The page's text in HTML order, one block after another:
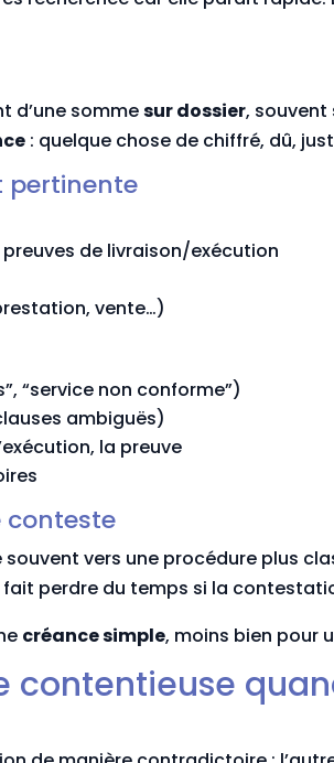
d’une sommesur dossier, souvent
: quelque chose de chiffré, dû,
pertinente
de livraison/exécution
vente…)
“service non conforme”)
ambiguës)
la preuve
conteste
vers une procédure plus
perdre du temps si la
créance simple, moins bien pour
contentieuse